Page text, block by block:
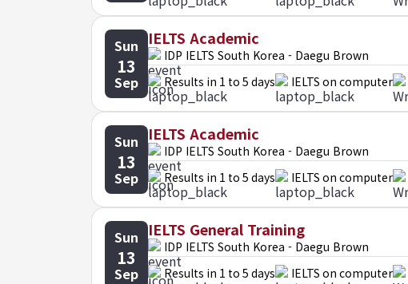
Sun
13
Sep
IELTS Academic
IDP IELTS South Korea - Daegu Brown
Results in 1 to 5 days
IELTS on computer
Sun
13
Sep
IELTS Academic
IDP IELTS South Korea - Daegu Brown
Results in 1 to 5 days
IELTS on computer
Sun
13
Sep
IELTS General Training
IDP IELTS South Korea - Daegu Brown
Results in 1 to 5 days
IELTS on computer